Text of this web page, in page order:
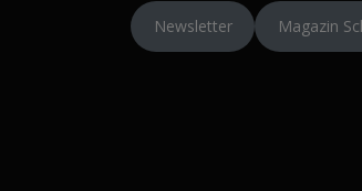
Newsletter Magazin